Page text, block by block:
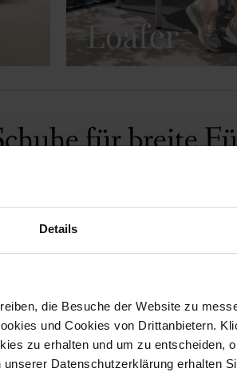
Details
die Besuche der Website zu
und Cookies von Drittanbietern.
zu erhalten und um zu entscheiden,
Datenschutzerklärung erhalten
für breite
EVELYN